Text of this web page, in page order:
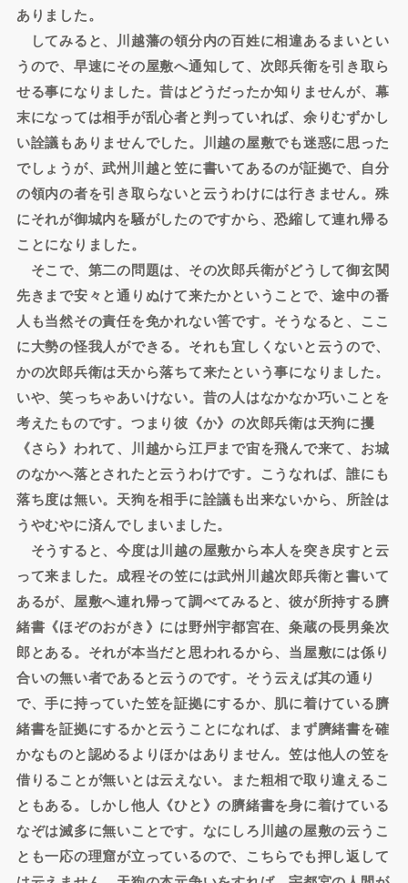
ありました。
してみると、川越藩の領分内の百姓に相違あるまいとい
うので、早速にその屋敷へ通知して、次郎兵衛を引き取ら
せる事になりました。昔はどうだったか知りませんが、幕
末になっては相手が乱心者と判っていれば、余りむずかし
い詮議もありませんでした。川越の屋敷でも迷惑に思った
でしょうが、武州川越と笠に書いてあるのが証拠で、自分
の領内の者を引き取らないと云うわけには行きません。殊
にそれが御城内を騒がしたのですから、恐縮して連れ帰る
ことになりました。
そこで、第二の問題は、その次郎兵衛がどうして御玄関
先きまで安々と通りぬけて来たかということで、途中の番
人も当然その責任を免かれない筈です。そうなると、ここ
に大勢の怪我人ができる。それも宜しくないと云うので、
かの次郎兵衛は天から落ちて来たという事になりました。
いや、笑っちゃあいけない。昔の人はなかなか巧いことを
考えたものです。つまり彼《か》の次郎兵衛は天狗に攫
《さら》われて、川越から江戸まで宙を飛んで来て、お城
のなかへ落とされたと云うわけです。こうなれば、誰にも
落ち度は無い。天狗を相手に詮議も出来ないから、所詮は
うやむやに済んでしまいました。
そうすると、今度は川越の屋敷から本人を突き戻すと云
って来ました。成程その笠には武州川越次郎兵衛と書いて
あるが、屋敷へ連れ帰って調べてみると、彼が所持する臍
緒書《ほぞのおがき》には野州宇都宮在、粂蔵の長男粂次
郎とある。それが本当だと思われるから、当屋敷には係り
合いの無い者であると云うのです。そう云えば其の通り
で、手に持っていた笠を証拠にするか、肌に着けている臍
緒書を証拠にするかと云うことになれば、まず臍緒書を確
かなものと認めるよりほかはありません。笠は他人の笠を
借りることが無いとは云えない。また粗相で取り違えるこ
ともある。しかし他人《ひと》の臍緒書を身に着けている
なぞは滅多に無いことです。なにしろ川越の屋敷の云うこ
とも一応の理窟が立っているので、こちらでも押し返して